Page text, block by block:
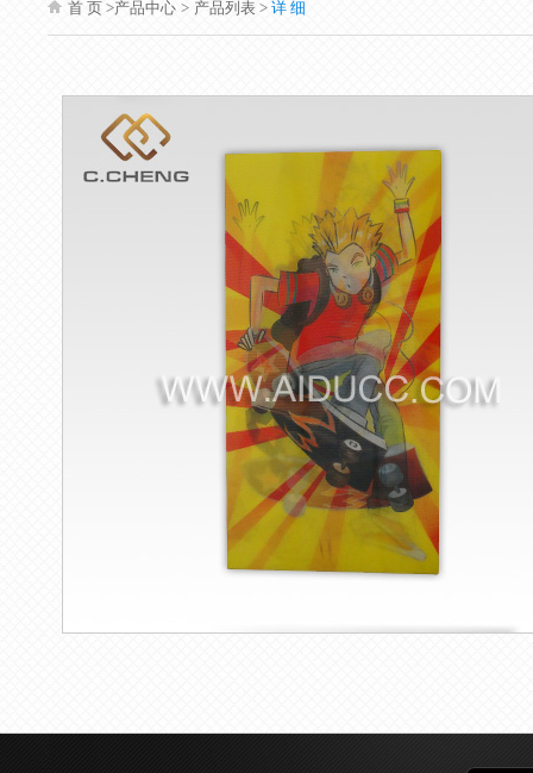
首 页 >产品中心 > 产品列表 > 详 细